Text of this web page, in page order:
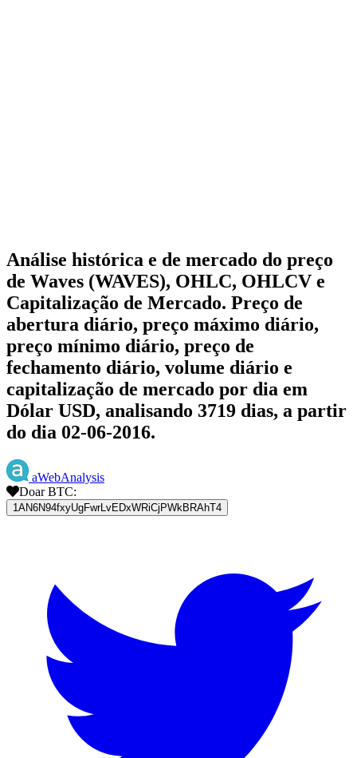
Análise histórica e de mercado do preço
de Waves (WAVES), OHLC, OHLCV e
Capitalização de Mercado. Preço de
abertura diário, preço máximo diário,
preço mínimo diário, preço de
fechamento diário, volume diário e
capitalização de mercado por dia em
Dólar USD, analisando 3719 dias, a partir
do dia 02-06-2016.
aWebAnalysis
Doar BTC:
1AN6N94fxyUgFwrLvEDxWRiCjPWkBRAhT4